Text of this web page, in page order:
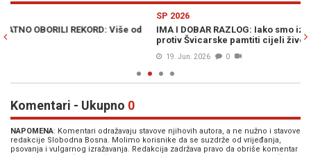
IMA I DOBAR RAZLOG: Iako smo izgubili, jedan Zmaj će utakmicu
protiv Švicarske pamtiti cijeli život (VIDEO)
Komentari - Ukupno 0
NAPOMENA: Komentari odražavaju stavove njihovih autora, a ne nužno i stavove
redakcije Slobodna Bosna. Molimo korisnike da se suzdrže od vrijeđanja,
psovanja i vulgarnog izražavanja. Redakcija zadržava pravo da obriše komentar